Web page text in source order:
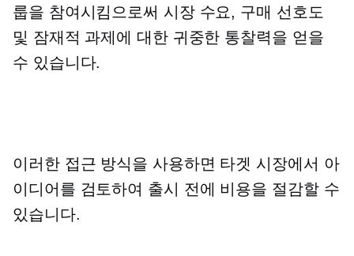
룹을 참여시킴으로써 시장 수요, 구매 선호도
및 잠재적 과제에 대한 귀중한 통찰력을 얻을
수 있습니다.
이러한 접근 방식을 사용하면 타겟 시장에서 아
이디어를 검토하여 출시 전에 비용을 절감할 수
있습니다.